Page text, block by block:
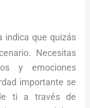
indica que quizás
Necesitas
y emociones
importante se
ti a través de